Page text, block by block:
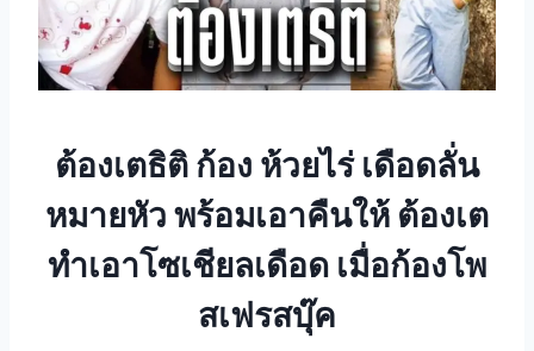
ต้องเตธิติ ก้อง ห้วยไร่ เดือดลั่น
หมายหัว พร้อมเอาคืนให้ ต้องเต
ทำเอาโซเชียลเดือด เมื่อก้องโพ
สเฟรสบุ๊ค